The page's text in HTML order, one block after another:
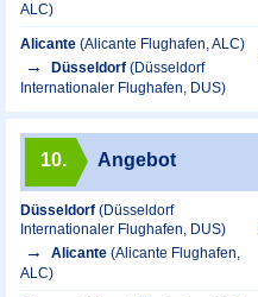
ALC)
Alicante (Alicante Flughafen, ALC)
Düsseldorf (Düsseldorf
Internationaler Flughafen, DUS)
10. Angebot
Düsseldorf (Düsseldorf
Internationaler Flughafen, DUS)
Alicante (Alicante Flughafen,
ALC)